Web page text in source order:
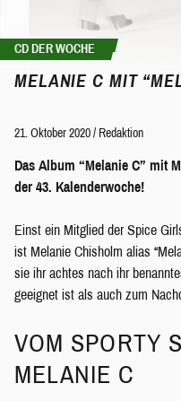
CD DER WOCHE
MELANIE C MIT
21. Oktober 2020 / Redaktion
Das Album “Melanie C” mit
der 43. Kalenderwoche!
Einst ein Mitglied der Spice
ist Melanie Chisholm alias
sie ihr achtes nach ihr
geeignet ist als auch zum
VOM SPORTY
MELANIE C